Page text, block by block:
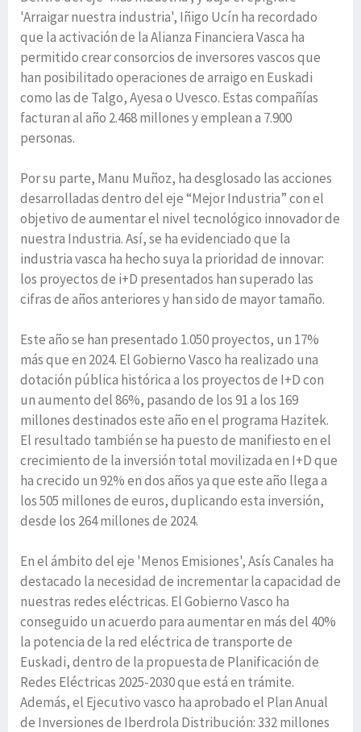
'Arraigar nuestra industria', Iñigo Ucín ha recordado
que la activación de la Alianza Financiera Vasca ha
permitido crear consorcios de inversores vascos que
han posibilitado operaciones de arraigo en Euskadi
como las de Talgo, Ayesa o Uvesco. Estas compañías
facturan al año 2.468 millones y emplean a 7.900
personas.
Por su parte, Manu Muñoz, ha desglosado las acciones
desarrolladas dentro del eje “Mejor Industria” con el
objetivo de aumentar el nivel tecnológico innovador de
nuestra Industria. Así, se ha evidenciado que la
industria vasca ha hecho suya la prioridad de innovar:
los proyectos de i+D presentados han superado las
cifras de años anteriores y han sido de mayor tamaño.
Este año se han presentado 1.050 proyectos, un 17%
más que en 2024. El Gobierno Vasco ha realizado una
dotación pública histórica a los proyectos de I+D con
un aumento del 86%, pasando de los 91 a los 169
millones destinados este año en el programa Hazitek.
El resultado también se ha puesto de manifiesto en el
crecimiento de la inversión total movilizada en I+D que
ha crecido un 92% en dos años ya que este año llega a
los 505 millones de euros, duplicando esta inversión,
desde los 264 millones de 2024.
En el ámbito del eje 'Menos Emisiones', Asís Canales ha
destacado la necesidad de incrementar la capacidad de
nuestras redes eléctricas. El Gobierno Vasco ha
conseguido un acuerdo para aumentar en más del 40%
la potencia de la red eléctrica de transporte de
Euskadi, dentro de la propuesta de Planificación de
Redes Eléctricas 2025-2030 que está en trámite.
Además, el Ejecutivo vasco ha aprobado el Plan Anual
de Inversiones de Iberdrola Distribución: 332 millones